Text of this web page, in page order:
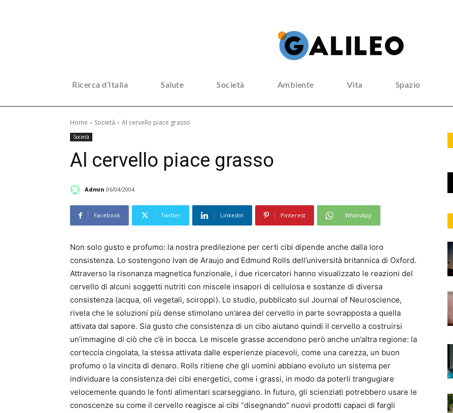
Ricerca d’Italia Salute Società Ambiente Vita Spazio
Home Società Al cervello piace grasso
Società
Al cervello piace grasso
Admin 06/04/2004
Facebook Twitter Linkedin Pinterest WhatsApp
Non solo gusto e profumo: la nostra predilezione per certi cibi dipende anche dalla loro
consistenza. Lo sostengono Ivan de Araujo and Edmund Rolls dell’università britannica di Oxford.
Attraverso la risonanza magnetica funzionale, i due ricercatori hanno visualizzato le reazioni del
cervello di alcuni soggetti nutriti con miscele insapori di cellulosa e sostanze di diversa
consistenza (acqua, oli vegetali, sciroppi). Lo studio, pubblicato sul Journal of Neuroscience,
rivela che le soluzioni più dense stimolano un’area del cervello in parte sovrapposta a quella
attivata dal sapore. Sia gusto che consistenza di un cibo aiutano quindi il cervello a costruirsi
un’immagine di ciò che c’è in bocca. Le miscele grasse accendono però anche un’altra regione: la
corteccia cingolata, la stessa attivata dalle esperienze piacevoli, come una carezza, un buon
profumo o la vincita di denaro. Rolls ritiene che gli uomini abbiano evoluto un sistema per
individuare la consistenza dei cibi energetici, come i grassi, in modo da poterli trangugiare
velocemente quando le fonti alimentari scarseggiano. In futuro, gli scienziati potrebbero usare le
conoscenze su come il cervello reagisce ai cibi “disegnando” nuovi prodotti capaci di fargli